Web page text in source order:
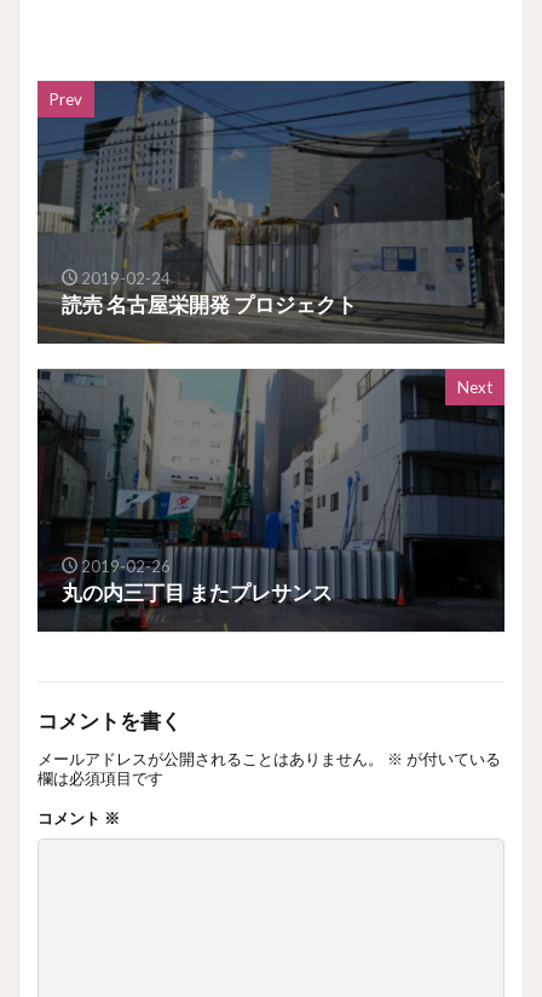
Prev
2019-02-24
読売 名古屋栄開発 プロジェクト
Next
2019-02-26
丸の内三丁目 またプレサンス
コメントを書く
メールアドレスが公開されることはありません。 ※ が付いている
欄は必須項目です
コメント ※